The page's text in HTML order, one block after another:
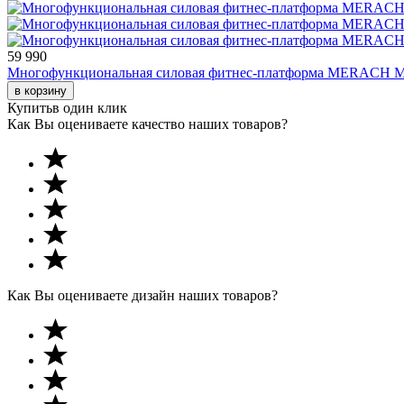
59 990
Многофункциональная силовая фитнес-платформа MERACH
в корзину
Купитьв один клик
Как Вы оцениваете качество наших товаров?
Как Вы оцениваете дизайн наших товаров?